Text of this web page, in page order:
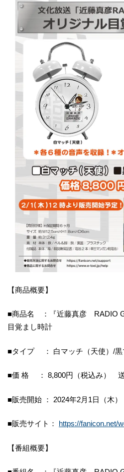
【商品概要】
■商品名 ：『近藤真彦 RADIO
目覚まし時計
■タイプ ： 白マッチ（天使）/黒
■価 格 ： 8,800円（税込み） 送
■販売開始 ： 2024年2月1日（木
■販売サイト： https://fanicon.net/
【番組概要】